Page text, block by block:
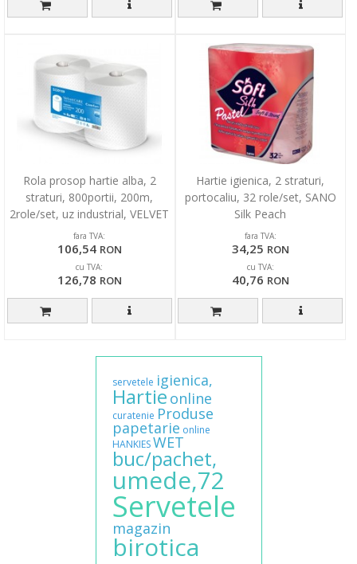
Rola prosop hartie alba, 2
straturi, 800portii, 200m,
2role/set, uz industrial, VELVET
Professional
fara TVA:
106,54 RON
cu TVA:
126,78 RON
Hartie igienica, 2 straturi,
portocaliu, 32 role/set, SANO
Silk Peach
fara TVA:
34,25 RON
cu TVA:
40,76 RON
servetele igienica,
Hartieonline
curatenie Produse
papetarie online
HANKIES WET
buc/pachet,
umede,72
Servetele
magazin
birotica